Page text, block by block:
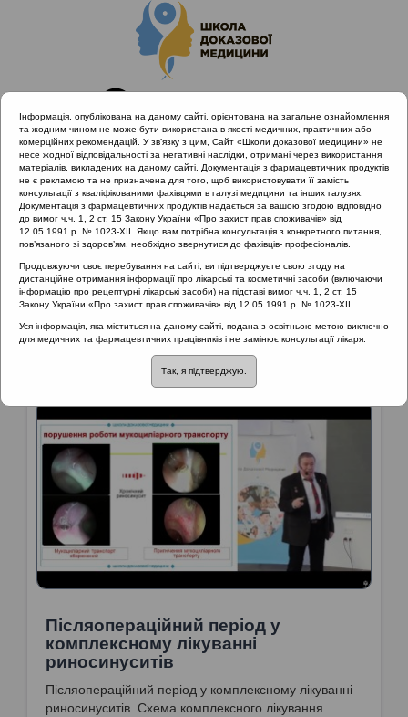
Головна Матеріали за МКХ-11
Матеріали за МКХ-11:: 12 Хвороби органів
дихання
Рубрика:
Рубрика:
12 Хвороби органів дихання
Післяопераційний період у
комплексному лікуванні
риносинуситів
Післяопераційний період у комплексному лікуванні
риносинуситів. Схема комплексного лікування
Інформація, опублікована на даному сайті, орієнтована на загальне ознайомлення
та жодним чином не може бути використана в якості медичних, практичних або
комерційних рекомендацій. У зв’язку з цим, Сайт «Школи доказової медицини» не
несе жодної відповідальності за негативні наслідки, отримані через використання
матеріалів, викладених на даному сайті. Документація з фармацевтичних продуктів
не є рекламою та не призначена для того, щоб використовувати її замість
консультації з кваліфікованими фахівцями в галузі медицини та інших галузях.
Документація з фармацевтичних продуктів надається за вашою згодою відповідно
до вимог ч.ч. 1, 2 ст. 15 Закону України «Про захист прав споживачів» від
12.05.1991 р. № 1023-XII. Якщо вам потрібна консультація з конкретного питання,
пов’язаного зі здоров’ям, необхідно звернутися до фахівців- професіоналів.
Продовжуючи своє перебування на сайті, ви підтверджуєте свою згоду на
дистанційне отримання інформації про лікарські та косметичні засоби (включаючи
інформацію про рецептурні лікарські засоби) на підставі вимог ч.ч. 1, 2 ст. 15
Закону України «Про захист прав споживачів» від 12.05.1991 р. № 1023-XII.
Уся інформація, яка міститься на даному сайті, подана з освітньою метою виключно
для медичних та фармацевтичних працівників і не замінює консультації лікаря.
Так, я підтверджую.